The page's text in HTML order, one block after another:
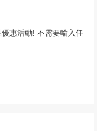
惠活動! 不需要輸入任